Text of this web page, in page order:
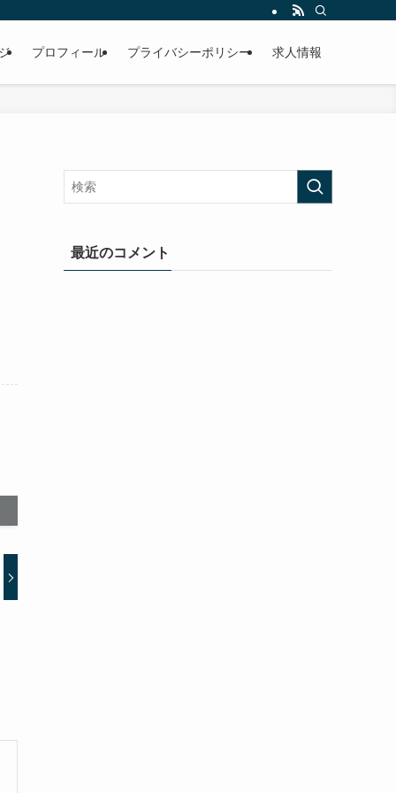
プロフィール プライバシーポリシー 求人情報
最近のコメント